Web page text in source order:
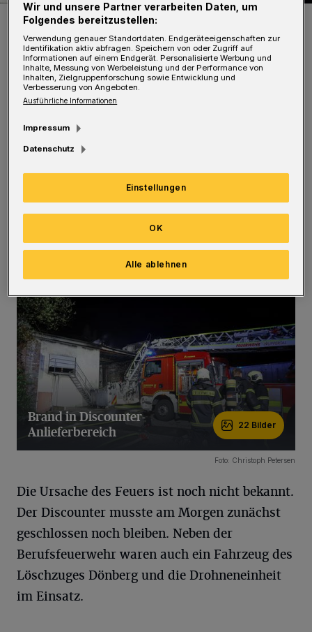
Das Gebäude wurde erheblich beschädigt.
Die Flammen griffen rasch auf das Dach über.
Die Feuerwehr agierte vom Boden aus mit
Der Brand konnte auf diese Weise schnell
eingedämmt werden. Allerdings waren
umfangreiche Nachlöscharbeiten notwendig.
(Bilder)
Brand in Discounter-
Anlieferbereich
22 Bilder
Foto: Christoph Petersen
Die Ursache des Feuers ist noch nicht bekannt.
Der Discounter musste am Morgen zunächst
geschlossen noch bleiben. Neben der
Berufsfeuerwehr waren auch ein Fahrzeug des
Löschzuges Dönberg und die Drohneneinheit
im Einsatz.
Wir und unsere Partner verarbeiten Daten, um
Folgendes bereitzustellen:
Verwendung genauer Standortdaten. Endgeräteeigenschaften zur
Identifikation aktiv abfragen. Speichern von oder Zugriff auf
Informationen auf einem Endgerät. Personalisierte Werbung und
Inhalte, Messung von Werbeleistung und der Performance von
Inhalten, Zielgruppenforschung sowie Entwicklung und
Verbesserung von Angeboten.
Ausführliche Informationen
Impressum
Datenschutz
Einstellungen
Alle ablehnen
OK